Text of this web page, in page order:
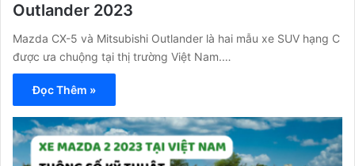
Outlander 2023
Mazda CX-5 và Mitsubishi Outlander là hai mẫu xe SUV hạng C
được ưa chuộng tại thị trường Việt Nam.…
Đọc Thêm »